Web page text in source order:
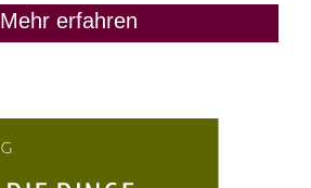
Mehr erfahren